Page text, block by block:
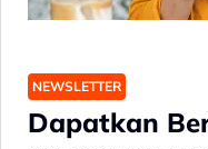
NEWSLETTER
Dapatkan